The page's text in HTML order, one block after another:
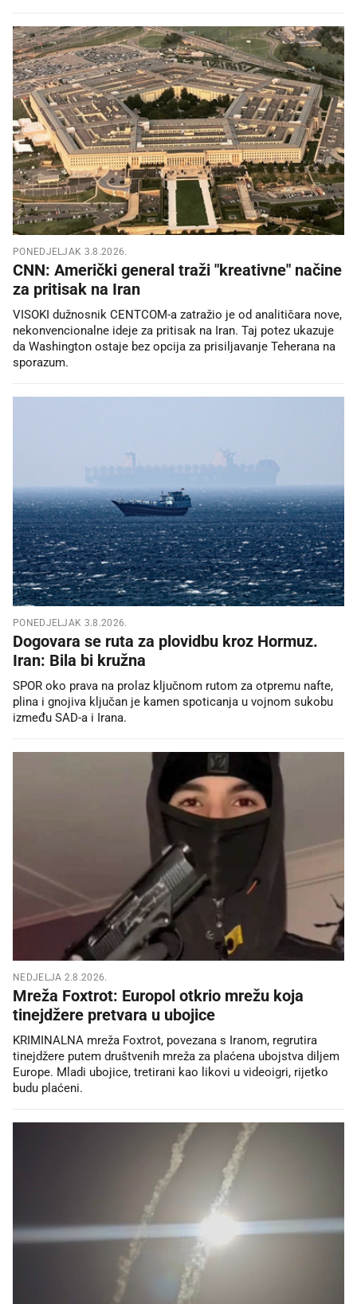
PONEDJELJAK 3.8.2026.
CNN: Američki general traži "kreativne" načine
za pritisak na Iran
VISOKI dužnosnik CENTCOM-a zatražio je od analitičara nove,
nekonvencionalne ideje za pritisak na Iran. Taj potez ukazuje
da Washington ostaje bez opcija za prisiljavanje Teherana na
sporazum.
PONEDJELJAK 3.8.2026.
Dogovara se ruta za plovidbu kroz Hormuz.
Iran: Bila bi kružna
SPOR oko prava na prolaz ključnom rutom za otpremu nafte,
plina i gnojiva ključan je kamen spoticanja u vojnom sukobu
između SAD-a i Irana.
NEDJELJA 2.8.2026.
Mreža Foxtrot: Europol otkrio mrežu koja
tinejdžere pretvara u ubojice
KRIMINALNA mreža Foxtrot, povezana s Iranom, regrutira
tinejdžere putem društvenih mreža za plaćena ubojstva diljem
Europe. Mladi ubojice, tretirani kao likovi u videoigri, rijetko
budu plaćeni.